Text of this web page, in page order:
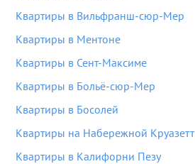
Квартиры в Вильфранш-сюр-Мер
Квартиры в Ментоне
Квартиры в Сент-Максиме
Квартиры в Больё-сюр-Мер
Квартиры в Босолей
Квартиры на Набережной Круазетт
Квартиры в Калифорни Пезу